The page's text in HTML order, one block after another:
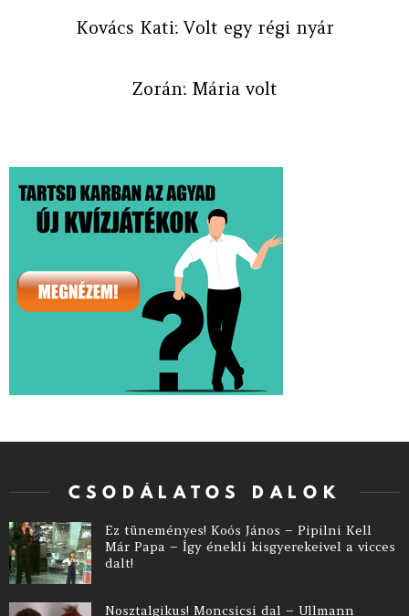
Kovács Kati: Volt egy régi nyár
Zorán: Mária volt
CSODÁLATOS DALOK
Ez tüneményes! Koós János – Pipilni Kell
Már Papa – Így énekli kisgyerekeivel a vicces
dalt!
Nosztalgikus! Moncsicsi dal – Ullmann